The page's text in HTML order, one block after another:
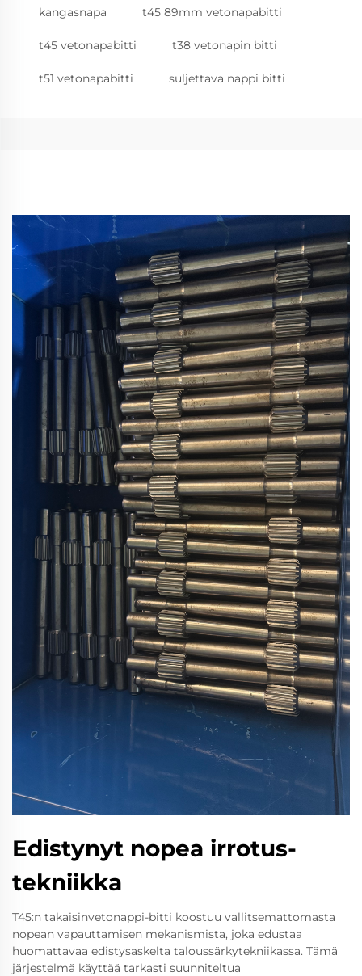
kangasnapa t45 89mm vetonapabitti
t45 vetonapabitti t38 vetonapin bitti
t51 vetonapabitti suljettava nappi bitti
Edistynyt nopea irrotus-
tekniikka
T45:n takaisinvetonappi-bitti koostuu vallitsemattomasta
nopean vapauttamisen mekanismista, joka edustaa
huomattavaa edistysaskelta taloussärkytekniikassa. Tämä
järjestelmä käyttää tarkasti suunniteltua